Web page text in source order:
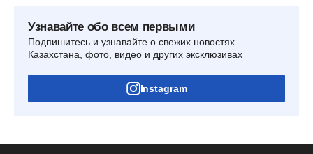
Узнавайте обо всем первыми
Подпишитесь и узнавайте о свежих новостях
Казахстана, фото, видео и других эксклюзивах
Instagram